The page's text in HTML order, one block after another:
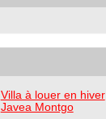
Villa à louer en hiver
Javea Montgo